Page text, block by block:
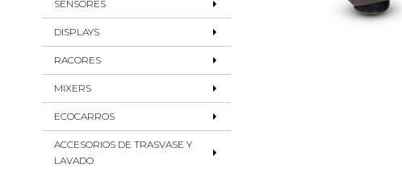
SENSORES
DISPLAYS
RACORES
MIXERS
ECOCARROS
ACCESORIOS DE TRASVASE Y
LAVADO